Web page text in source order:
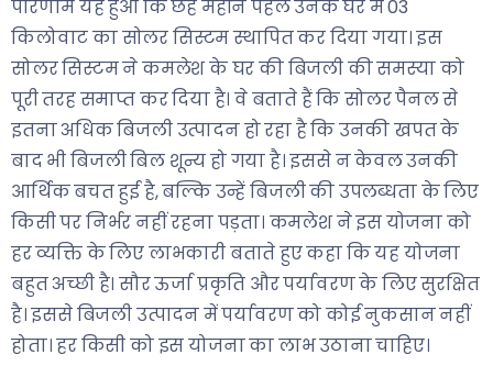
परिणाम यह हुआ कि छह महीने पहले उनके घर में 03
किलोवाट का सोलर सिस्टम स्थापित कर दिया गया। इस
सोलर सिस्टम ने कमलेश के घर की बिजली की समस्या को
पूरी तरह समाप्त कर दिया है। वे बताते हैं कि सोलर पैनल से
इतना अधिक बिजली उत्पादन हो रहा है कि उनकी खपत के
बाद भी बिजली बिल शून्य हो गया है। इससे न केवल उनकी
आर्थिक बचत हुई है, बल्कि उन्हें बिजली की उपलब्धता के लिए
किसी पर निर्भर नहीं रहना पड़ता। कमलेश ने इस योजना को
हर व्यक्ति के लिए लाभकारी बताते हुए कहा कि यह योजना
बहुत अच्छी है। सौर ऊर्जा प्रकृति और पर्यावरण के लिए सुरक्षित
है। इससे बिजली उत्पादन में पर्यावरण को कोई नुकसान नहीं
होता। हर किसी को इस योजना का लाभ उठाना चाहिए।